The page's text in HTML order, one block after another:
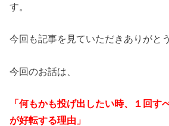
す。
今回も記事を見ていただきありがと
今回のお話は、
「何もかも投げ出したい時、１回す
が好転する理由」